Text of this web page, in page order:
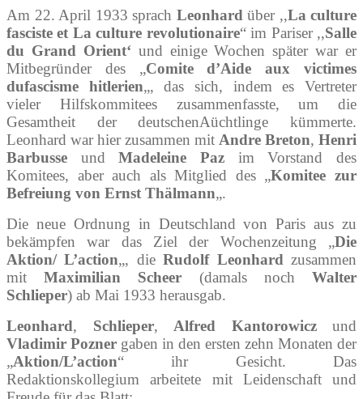
Am 22. April 1933 sprach Leonhard über ,,La culture
fasciste et La culture revolutionaire“ im Pariser ,,Salle
du Grand Orient‘ und einige Wochen später war er
Mitbegründer des „Comite d’Aide aux victimes
dufascisme hitlerien„, das sich, indem es Vertreter
vieler Hilfskommitees zusammenfasste, um die
Gesamtheit der deutschenAüchtlinge kümmerte.
Leonhard war hier zusammen mit Andre Breton, Henri
Barbusse undMadeleine Paz im Vorstand des
Komitees, aber auch als Mitglied des „Komitee zur
Befreiung von Ernst Thälmann„.
Die neue Ordnung in Deutschland von Paris aus zu
bekämpfen war das Ziel der Wochenzeitung „Die
Aktion/ L’action„, dieRudolf Leonhard zusammen
mitMaximilian Scheer (damals nochWalter
Schlieper) ab Mai 1933 herausgab.
Leonhard, Schlieper, Alfred Kantorowicz und
Vladimir Pozner gaben in den ersten zehn Monaten der
„Aktion/L’action“ ihr Gesicht. Das
Redaktionskollegium arbeitete mit Leidenschaft und